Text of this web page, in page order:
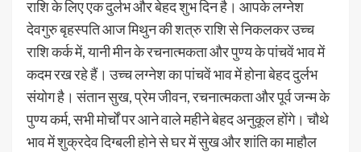
राशि के लिए एक दुर्लभ और बेहद शुभ दिन है। आपके लग्नेश
देवगुरु बृहस्पति आज मिथुन की शत्रु राशि से निकलकर उच्च
राशि कर्क में, यानी मीन के रचनात्मकता और पुण्य के पांचवें भाव में
कदम रख रहे हैं। उच्च लग्नेश का पांचवें भाव में होना बेहद दुर्लभ
संयोग है। संतान सुख, प्रेम जीवन, रचनात्मकता और पूर्व जन्म के
पुण्य कर्म, सभी मोर्चों पर आने वाले महीने बेहद अनुकूल होंगे। चौथे
भाव में शुक्रदेव दिग्बली होने से घर में सुख और शांति का माहौल